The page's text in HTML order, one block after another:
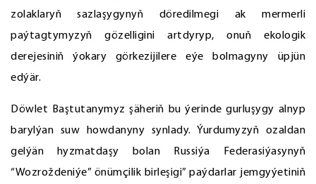
zolaklaryň sazlaşygynyň döredilmegi ak mermerli
paýtagtymyzyň gözelligini artdyryp, onuň ekologik
derejesiniň ýokary görkezijilere eýe bolmagyny üpjün
edýär.
Döwlet Baştutanymyz şäheriň bu ýerinde gurluşygy alnyp
barylýan suw howdanyny synlady. Ýurdumyzyň ozaldan
gelýän hyzmatdaşy bolan Russiýa Federasiýasynyň
“Wozroždeniýe” önümçilik birleşigi” paýdarlar jemgyýetiniň